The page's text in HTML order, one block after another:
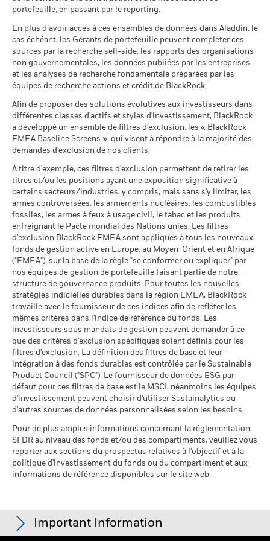
Rendement total (%)
2021 2023 2024 2025
0
End of interactive chart.
2021 2022 2023 2024
Rendement total
(%) EUR
3,5 2,5
La performance indiquée est calculée après déduction des
dans le calcul.
Les chiffres indiqués se rapportent aux performances
passées. Les performances passées ne sont pas un indicateur
fiable des performances futures. Les marchés pourraient
évoluer très différemment. Ceci peut vous aider à évaluer la
façon dont le fonds a été géré dans le passé
La performance est indiquée sur la base de la Valeur nette
d’inventaire (VNI), avec le revenu brut réinvesti le cas échéant.
Le rendement de votre investissement peut augmenter ou
diminuer en raison des fluctuations des devises si votre
investissement est effectué dans une devise autre que celle
utilisée dans le calcul des performances passées. Source :
Blackrock
SEDOL
Minimal Il n’y a pas de rendement minimum
Tension
Ce que vous pourriez obtenir après
Rendement annuel moyen
Défavorable
Ce que vous pourriez obtenir après
Rendement annuel moyen
Intermédiaire
Ce que vous pourriez obtenir après
Rendement annuel moyen
Favorable
Ce que vous pourriez obtenir après
Rendement annuel moyen
Le scénario de tension montre ce que vous pourriez obtenir
dans des situations de marché extrêmes.
mettra en place des filtrages.
Pour plus d’informations sur la
prospectus.
Pour consulter les méthodologies MSCI sur lesquelles
reposent les Caractéristiques de durabilité, utilisez les liens
ci-dessous.
Notation des fonds ESG MSCI
au 17/juil./2026
AA
Pointage de qualité ESG
MSCI (0-10)
au 17/juil./2026
Classification mondiale des
fonds selon Lipper
au 17/juil./2026
Target Maturity Bond EUR
2020+
Moyenne pondérée de
l'intensité carbone MSCI
(tonnes de CO2e/M$ de
ventes)
au 17/juil./2026
% des avoirs à l'égard
desquels des données ESG
au 17/juil./2026
96,56
Pointage de qualité ESG
MSCI - centile par rapport aux
pairs
au 17/juil./2026
95,91
Fonds dans le groupe de
pairs
au 17/juil./2026
562
% de couverture MSCI
Weighted Average Carbon
Intensity
au 17/juil./2026
97,05
du fonds peuvent parfois différer des Notations de fonds ESG
MSCI.
au 30/juin/2026
MSCI - Armes nucléaires
au 30/juin/2026
0,00%
MSCI - Armes à feu civiles
au 30/juin/2026
0,00%
MSCI - Tabac
au 30/juin/2026
MSCI - Contrevenants au
Pacte mondial des Nations
Unies
au 30/juin/2026
0,00%
MSCI - Charbon thermique
au 30/juin/2026
0,00%
MSCI - Sables bitumineux
au 30/juin/2026
0,00%
Données sur la
participation aux secteurs
d'activité
au 30/juin/2026
68,41%
Pourcentage des avoirs du
fonds à l'égard desquels
des données ne sont pas
disponibles
au 30/juin/2026
L'exposition de BlackRock aux secteurs d'activité, telle qu'elle
est indiquée ci-dessus, pour le charbon thermique et les
sables bitumineux, est calculée et déclarée pour les
entreprises qui tirent plus de 5 % de leurs revenus du
charbon thermique ou des sables bitumineux, tel que défini
par MSCI ESG Research. L’exposition aux entreprises qui
génèrent des revenus à partir du charbon thermique ou des
sables bitumineux (à un seuil de revenus de 0 %), telle que
définie par MSCI ESG Research, se répartit comme suit :
Les indicateurs de participation aux secteurs d'activité sont
calculés par BlackRock à l’aide des données de MSCI ESG
(French)
BlackRock Ucits Funds - Prospectus (English)
BlackRock Ucits Funds - Prospectus (French
- Belgium^France)
Sustainability related disclosure - FMP26-
AGG (en)
Voir tous les documents
portefeuille, en passant par le reporting.
En plus d’avoir accès à ces ensembles de données dans Aladdin, le
cas échéant, les Gérants de portefeuille peuvent compléter ces
sources par la recherche sell-side, les rapports des organisations
non gouvernementales, les données publiées par les entreprises
et les analyses de recherche fondamentale préparées par les
équipes de recherche actions et crédit de BlackRock.
Afin de proposer des solutions évolutives aux investisseurs dans
différentes classes d'actifs et styles d'investissement, BlackRock
a développé un ensemble de filtres d'exclusion, les « BlackRock
EMEA Baseline Screens », qui visent à répondre à la majorité des
demandes d'exclusion de nos clients.
À titre d'exemple, ces filtres d'exclusion permettent de retirer les
titres et/ou les positions ayant une exposition significative à
certains secteurs/industries, y compris, mais sans s'y limiter, les
armes controversées, les armements nucléaires, les combustibles
fossiles, les armes à feux à usage civil, le tabac et les produits
enfreignant le Pacte mondial des Nations unies. Les filtres
d'exclusion BlackRock EMEA sont appliqués à tous les nouveaux
fonds de gestion active en Europe, au Moyen-Orient et en Afrique
("EMEA"), sur la base de la règle "se conformer ou expliquer" par
nos équipes de gestion de portefeuille faisant partie de notre
structure de gouvernance produits. Pour toutes les nouvelles
stratégies indicielles durables dans la région EMEA, BlackRock
travaille avec le fournisseur de ces indices afin de refléter les
mêmes critères dans l'indice de référence du fonds. Les
investisseurs sous mandats de gestion peuvent demander à ce
que des critères d'exclusion spécifiques soient définis pour les
filtres d'exclusion. La définition des filtres de base et leur
intégration à des fonds durables est contrôlée par le Sustainable
Product Council ("SPC"). Le fournisseur de données ESG par
défaut pour ces filtres de base est le MSCI, néanmoins les équipes
d'investissement peuvent choisir d'utiliser Sustainalytics ou
d'autres sources de données personnalisées selon les besoins.
Pour de plus amples informations concernant la réglementation
SFDR au niveau des fonds et/ou des compartiments, veuillez vous
reporter aux sections du prospectus relatives à l'objectif et à la
politique d'investissement du fonds ou du compartiment et aux
informations de référence disponibles sur le site web.
Important Information